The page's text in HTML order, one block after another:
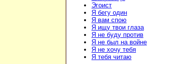
Эгоист
Я бегу один
Я вам спою
Я ищу твои глаза
Я не буду против
Я не был на войне
Я не хочу тебя
Я тебя читаю